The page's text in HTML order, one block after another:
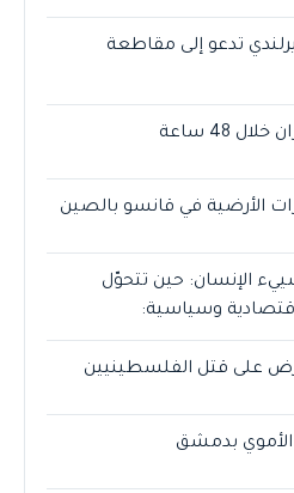
تدعو إلى مقاطعة
48 ساعة
الأرضية في قانسو بالصين
الإنسان: حين تتحوّل
وسياسية:
على قتل الفلسطينيين
الأموي بدمشق